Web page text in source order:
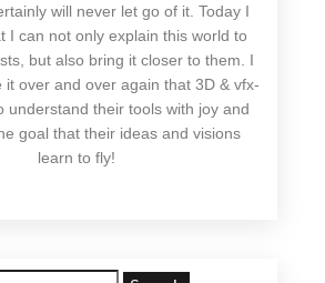
will never let go of it. Today I
I can not only explain this world to
but also bring it closer to them. I
it over and over again that 3D & vfx-
understand their tools with joy and
goal that their ideas and visions
learn to fly!